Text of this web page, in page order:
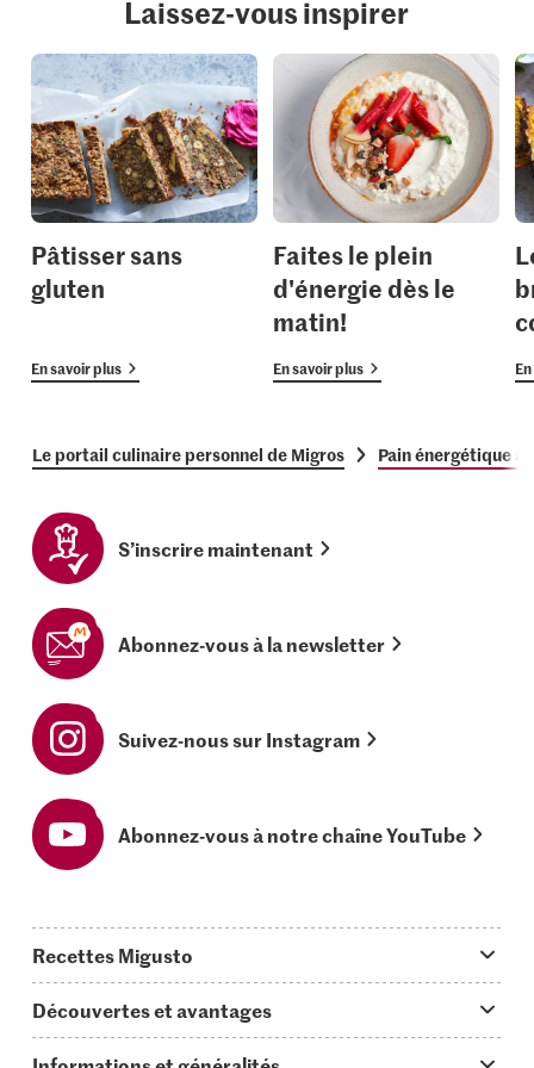
Laissez-vous inspirer
Pâtisser sans
gluten
En savoir plus
Faites le plein
d'énergie dès le
matin!
En savoir plus
Le portail culinaire personnel de Migros Pain énergétique
S’inscrire maintenant
Abonnez-vous à la newsletter
Suivez-nous sur Instagram
Abonnez-vous à notre chaîne YouTube
Recettes Migusto
Idées de menus
Découvertes et avantages